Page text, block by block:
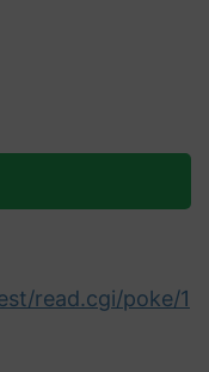
read.cgi/poke/1